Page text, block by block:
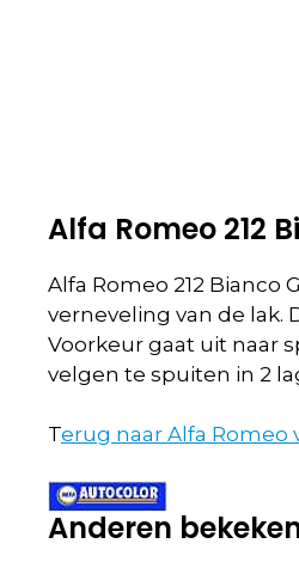
Alfa Romeo 212
Alfa Romeo 212
verneveling van de lak.
Voorkeur gaat uit naar
velgen te spuiten in 2
Terug naar Alfa Romeo
Anderen